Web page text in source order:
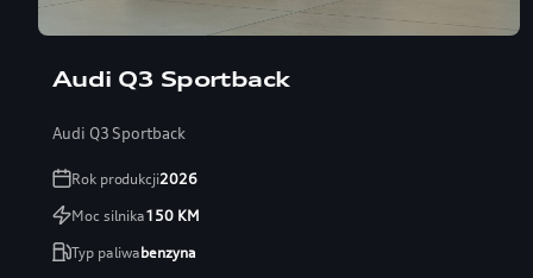
Audi Q3 Sportback
Audi Q3 Sportback
Rok produkcji2026
Moc silnika150KM
Typ paliwabenzyna